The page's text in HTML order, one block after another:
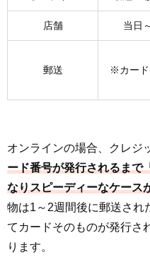
店舗 当日
郵送
※カード
オンラインの場合、クレジ
ード番号が発行されるまで
なりスピーディーなケース
物は1～2週間後に郵送され
てカードそのものが発行さ
ります。